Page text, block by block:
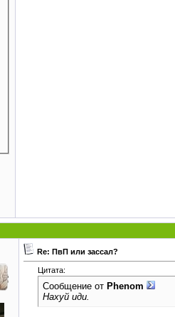
Re: ПвП или зассал?
Цитата:
Сообщение от Phenom
Нахуй иди.